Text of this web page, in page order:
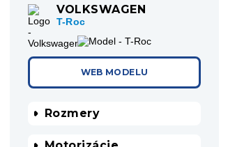
VOLKSWAGEN
T-Roc
WEB MODELU
Rozmery